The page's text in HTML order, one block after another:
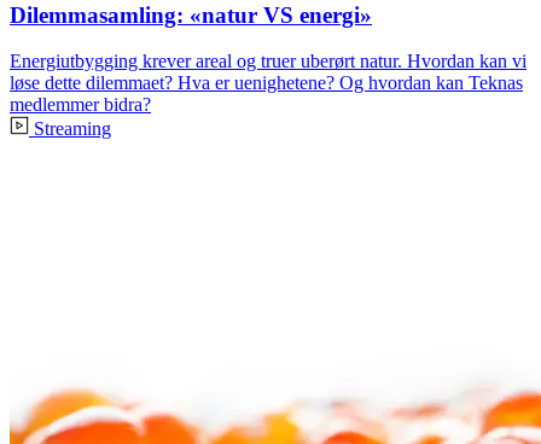
Dilemmasamling: «natur VS energi»
Energiutbygging krever areal og truer uberørt natur. Hvordan kan vi
løse dette dilemmaet? Hva er uenighetene? Og hvordan kan Teknas
medlemmer bidra?
Streaming